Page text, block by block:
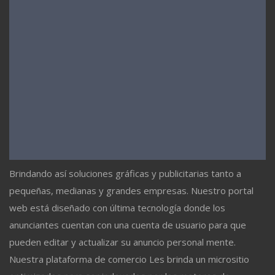
Brindando así soluciones gráficas y publicitarias tanto a
pequeñas, medianas y grandes empresas. Nuestro portal
web está diseñado con última tecnología donde los
anunciantes cuentan con una cuenta de usuario para que
pueden editar y actualizar su anuncio personal mente.
Nuestra plataforma de comercio Les brinda un micrositio